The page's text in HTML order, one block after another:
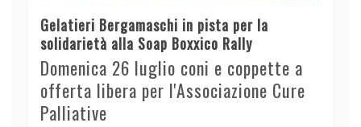
Gelatieri Bergamaschi in pista per la
solidarietà alla Soap Boxxico Rally
Domenica 26 luglio coni e coppette a
offerta libera per l'Associazione Cure
Palliative